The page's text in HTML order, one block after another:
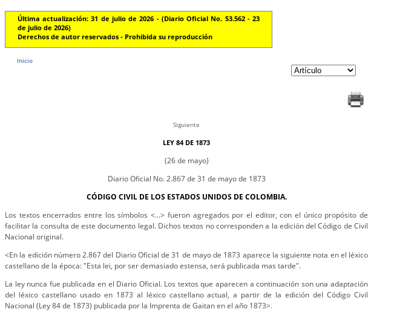
Última actualización: 31 de julio de 2026 - (Diario Oficial No. 53.562 - 23
de julio de 2026)
Derechos de autor reservados - Prohibida su reproducción
Inicio
Siguiente
LEY 84 DE 1873
(26 de mayo)
Diario Oficial No. 2.867 de 31 de mayo de 1873
CÓDIGO CIVIL DE LOS ESTADOS UNIDOS DE COLOMBIA.
Los textos encerrados entre los símbolos <...> fueron agregados por el editor, con el único propósito de
facilitar la consulta de este documento legal. Dichos textos no corresponden a la edición del Código de Civil
Nacional original.
<En la edición número 2.867 del Diario Oficial de 31 de mayo de 1873 aparece la siguiente nota en el léxico
castellano de la época: "Esta lei, por ser demasiado estensa, será publicada mas tarde".
La ley nunca fue publicada en el Diario Oficial. Los textos que aparecen a continuación son una adaptación
del léxico castellano usado en 1873 al léxico castellano actual, a partir de la edición del Código Civil
Nacional (Ley 84 de 1873) publicada por la Imprenta de Gaitan en el año 1873>.